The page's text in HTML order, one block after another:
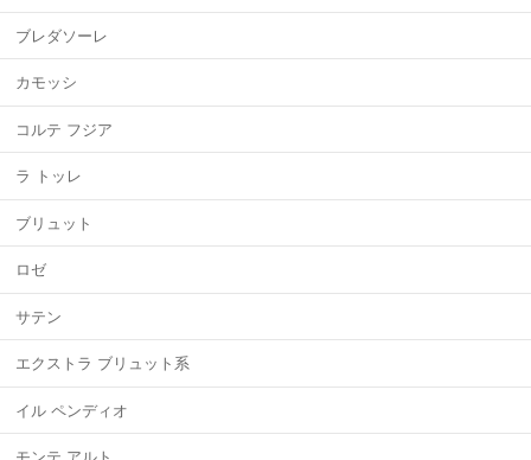
ブレダソーレ
カモッシ
コルテ フジア
ラ トッレ
ブリュット
ロゼ
サテン
エクストラ ブリュット系
イル ペンディオ